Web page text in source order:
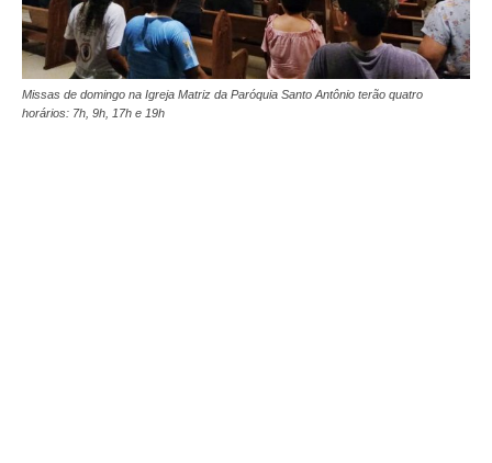
Missas de domingo na Igreja Matriz da Paróquia Santo Antônio terão quatro
horários: 7h, 9h, 17h e 19h